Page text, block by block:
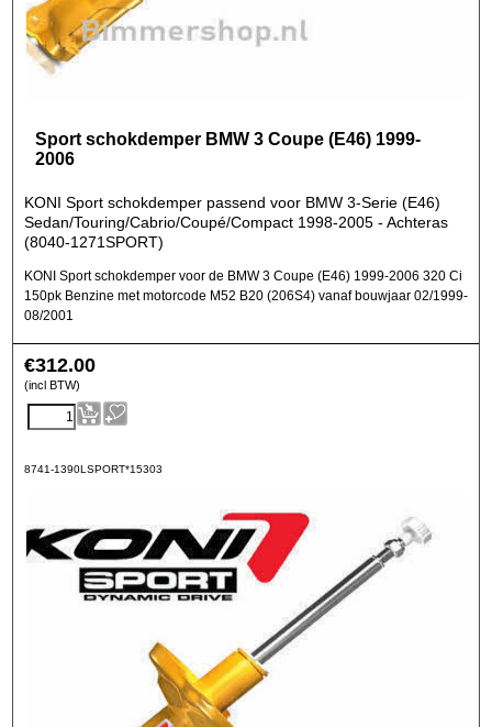
Sport schokdemper BMW 3 Coupe (E46) 1999-
2006
KONI Sport schokdemper passend voor BMW 3-Serie (E46)
Sedan/Touring/Cabrio/Coupé/Compact 1998-2005 - Achteras
(8040-1271SPORT)
KONI Sport schokdemper voor de BMW 3 Coupe (E46) 1999-2006 320 Ci
150pk Benzine met motorcode M52 B20 (206S4) vanaf bouwjaar 02/1999-
08/2001
€312.00
(incl BTW)
8741-1390LSPORT*15303